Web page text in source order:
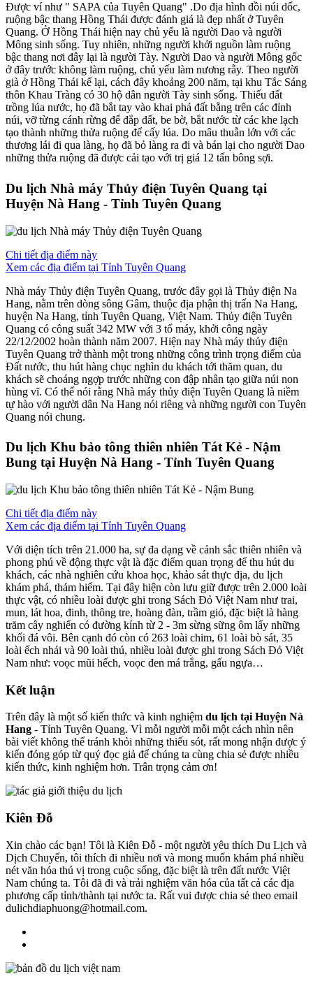
Được ví như " SAPA của Tuyên Quang" .Do địa hình đồi núi dốc,
ruộng bậc thang Hồng Thái được đánh giá là đẹp nhất ở Tuyên
Quang. Ở Hồng Thái hiện nay chủ yếu là người Dao và người
Mông sinh sống. Tuy nhiên, những người khởi nguồn làm ruộng
bậc thang nơi đây lại là người Tày. Người Dao và người Mông gốc
ở đây trước không làm ruộng, chủ yếu làm nương rẫy. Theo người
già ở Hồng Thái kể lại, cách đây khoảng 200 năm, tại khu Tắc Sáng
thôn Khau Tràng có 30 hộ dân người Tày sinh sống. Thiếu đất
trồng lúa nước, họ đã bắt tay vào khai phá đất bằng trên các đỉnh
núi, vỡ từng cánh rừng để đắp đất, be bờ, bắt nước từ các khe lạch
tạo thành những thửa ruộng để cấy lúa. Do mâu thuẫn lớn với các
thương lái đi qua làng, họ đã bỏ làng ra đi và bán lại cho người Dao
những thửa ruộng đã được cải tạo với trị giá 12 tấn bông sợi.
Du lịch Nhà máy Thủy điện Tuyên Quang tại
Huyện Nà Hang - Tỉnh Tuyên Quang
Chi tiết địa điểm này
Xem các địa điểm tại Tỉnh Tuyên Quang
Nhà máy Thủy điện Tuyên Quang, trước đây gọi là Thủy điện Na
Hang, nằm trên dòng sông Gâm, thuộc địa phận thị trấn Na Hang,
huyện Na Hang, tỉnh Tuyên Quang, Việt Nam. Thủy điện Tuyên
Quang có công suất 342 MW với 3 tổ máy, khởi công ngày
22/12/2002 hoàn thành năm 2007. Hiện nay Nhà máy thủy điện
Tuyên Quang trở thành một trong những công trình trọng điểm của
Đất nước, thu hút hàng chục nghìn du khách tới thăm quan, du
khách sẽ choáng ngợp trước những con đập nhân tạo giữa núi non
hùng vĩ. Có thể nói rằng Nhà máy thủy điện Tuyên Quang là niềm
tự hào với người dân Na Hang nói riêng và những người con Tuyên
Quang nói chung.
Du lịch Khu bảo tông thiên nhiên Tát Kẻ - Nậm
Bung tại Huyện Nà Hang - Tỉnh Tuyên Quang
Chi tiết địa điểm này
Xem các địa điểm tại Tỉnh Tuyên Quang
Với diện tích trên 21.000 ha, sự đa dạng về cảnh sắc thiên nhiên và
phong phú về động thực vật là đặc điểm quan trọng để thu hút du
khách, các nhà nghiên cứu khoa học, khảo sát thực địa, du lịch
khám phá, thám hiểm. Tại đây hiện còn lưu giữ được trên 2.000 loài
thực vật, có nhiều loài được ghi trong Sách Đỏ Việt Nam như trai,
mun, lát hoa, đinh, thông tre, hoàng đàn, trầm gió, đặc biệt là hàng
trăm cây nghiến có đường kính từ 2 - 3m sừng sững ôm lấy những
khối đá vôi. Bên cạnh đó còn có 263 loài chim, 61 loài bò sát, 35
loài ếch nhái và 90 loài thú, nhiều loài được ghi trong Sách Đỏ Việt
Nam như: voọc mũi hếch, voọc đen má trắng, gấu ngựa…
Kết luận
Trên đây là một số kiến thức và kinh nghiệm du lịch tại Huyện Nà
Hang - Tỉnh Tuyên Quang. Vì mỗi người mỗi một cách nhìn nên
bài viết không thể tránh khỏi những thiếu sót, rất mong nhận được ý
kiến đóng góp từ quý đọc giả để chúng ta cùng chia sẻ được nhiều
kiến thức, kinh nghiệm hơn. Trân trọng cảm ơn!
Kiên Đỗ
Xin chào các bạn! Tôi là Kiên Đỗ - một người yêu thích Du Lịch và
Dịch Chuyển, tôi thích đi nhiều nơi và mong muốn khám phá nhiều
nét văn hóa thú vị trong cuộc sống, đặc biệt là trên đất nước Việt
Nam chúng ta. Tôi đã đi và trải nghiệm văn hóa của tất cả các địa
phương cấp tỉnh/thành tại nước ta. Rất vui được chia sẻ theo email
dulichdiaphuong@hotmail.com.